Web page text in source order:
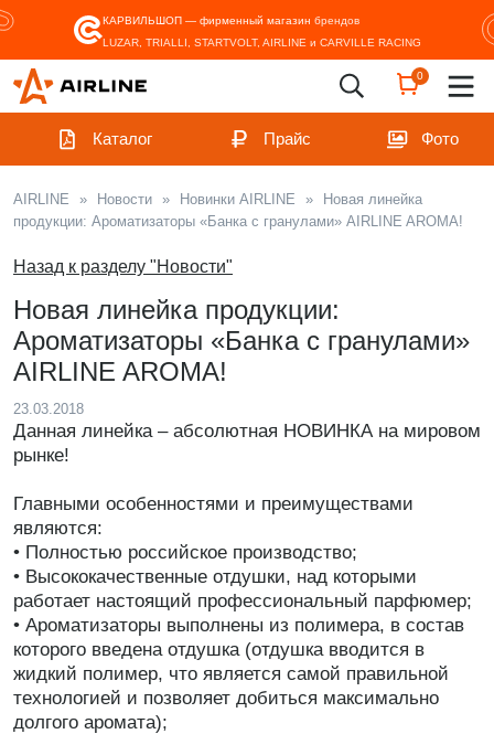
КАРВИЛЬШОП — фирменный магазин брендов
LUZAR, TRIALLI, STARTVOLT, AIRLINE и CARVILLE RACING
0
Каталог Прайс Фото
AIRLINE » Новости » Новинки AIRLINE »
Новая линейка
продукции: Ароматизаторы «Банка с гранулами» AIRLINE AROMA!
Назад к разделу "Новости"
Новая линейка продукции:
Ароматизаторы «Банка с гранулами»
AIRLINE AROMA!
23.03.2018
Данная линейка – абсолютная НОВИНКА на мировом
рынке!
Главными особенностями и преимуществами
являются:
• Полностью российское производство;
• Высококачественные отдушки, над которыми
работает настоящий профессиональный парфюмер;
• Ароматизаторы выполнены из полимера, в состав
которого введена отдушка (отдушка вводится в
жидкий полимер, что является самой правильной
технологией и позволяет добиться максимально
долгого аромата);